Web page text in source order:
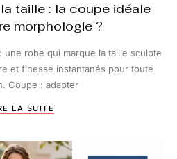
taille : la coupe idéale
morphologie ?
une robe qui marque la taille sculpte
et finesse instantanés pour toute
Coupe : adapter
LA SUITE